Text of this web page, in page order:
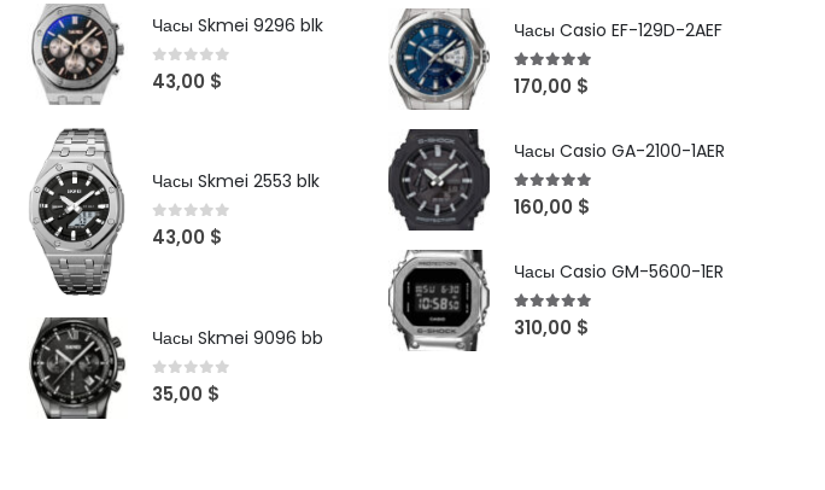
Часы Skmei 9296 blk
0 out of 5
43,00 $
Часы Skmei 2553 blk
0 out of 5
43,00 $
Часы Skmei 9096 bb
0out of 5
35,00 $
Часы Casio EF-129D-2AEF
5out of 5
170,00 $
Часы Casio GA-2100-1AER
5out of 5
160,00 $
Часы Casio GM-5600-1ER
5out of 5
310,00 $